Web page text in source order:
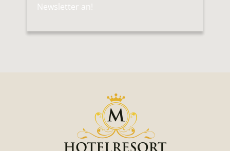
Newsletter an!